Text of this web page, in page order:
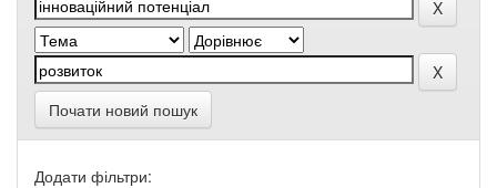
Почати новий пошук
Додати фільтри: